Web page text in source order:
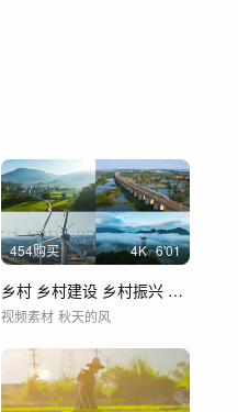
454购买 4K 6'01
乡村 乡村建设 乡村振兴 美丽乡村2
视频素材 秋天的风